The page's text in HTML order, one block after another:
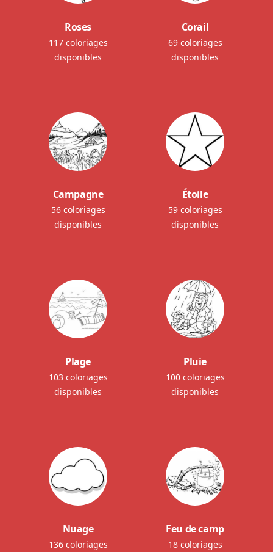
Roses
117 coloriages
disponibles
Corail
69 coloriages
disponibles
Campagne
56 coloriages
disponibles
Étoile
59 coloriages
disponibles
Plage
103 coloriages
disponibles
Pluie
100 coloriages
disponibles
Nuage
136 coloriages
Feu de camp
18 coloriages